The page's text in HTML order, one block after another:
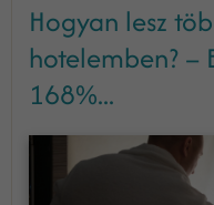
Hogyan lesz
hotelemben? –
168%...